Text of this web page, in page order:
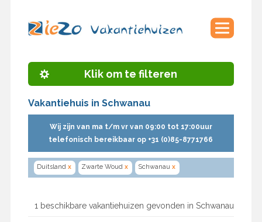
Klik om te filteren
Vakantiehuis in Schwanau
Wij zijn van ma t/m vr van 09:00 tot 17:00uur
telefonisch bereikbaar op +31 (0)85-8771766
Duitsland x Zwarte Woud x Schwanau x
1 beschikbare vakantiehuizen gevonden in Schwanau